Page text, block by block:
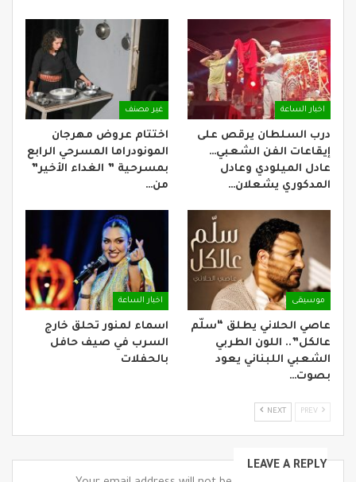
اخبار الساعة
درب السلطان يرقص على
إيقاعات الفن الشعبي…
عادل الميلودي وعادل
المدكوري يشعلان…
غير مصنف
اختتام عروض مهرجان
المونودراما المسرحي الرابع
بمسرحية ” الغداء الأخير”
من…
موسيقى
عاصي الحلاني يطلق “سلّم
عالكل”.. اللون الطربي
الشعبي اللبناني يعود
بصوت…
اخبار الساعة
اسماء لمنور تحلق خارج
السرب في صيف حافل
بالحفلات
NEXT
LEAVE A REPLY